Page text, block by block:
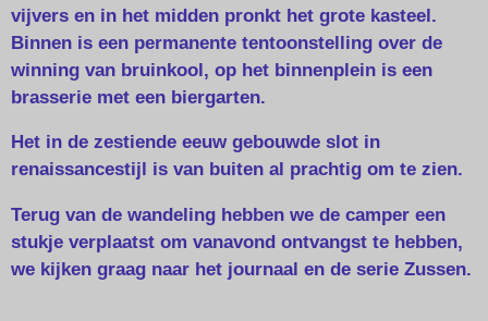
vijvers en in het midden pronkt het grote kasteel.
Binnen is een permanente tentoonstelling over de
winning van bruinkool, op het binnenplein is een
brasserie met een biergarten.
Het in de zestiende eeuw gebouwde slot in
renaissancestijl is van buiten al prachtig om te zien.
Terug van de wandeling hebben we de camper een
stukje verplaatst om vanavond ontvangst te hebben,
we kijken graag naar het journaal en de serie Zussen.